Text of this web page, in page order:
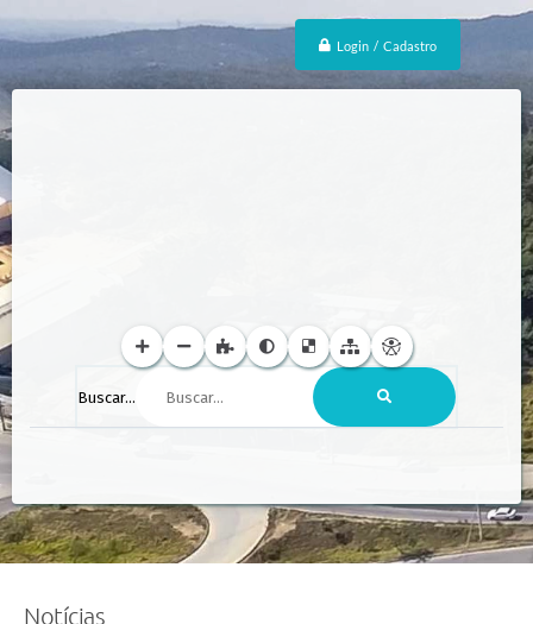
Login / Cadastro
Buscar...
Notícias